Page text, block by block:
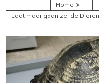
Home
Laat maar gaan zei de